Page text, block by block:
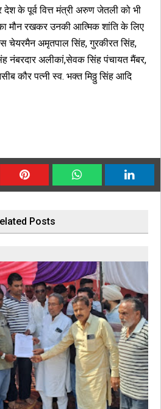
के पूर्व वित्त मंत्री अरुण जेतली को भी
का मौन रखकर उनकी आत्मिक शांति के लिए
चेयरमैन अमृतपाल सिंह, गुरकीरत सिंह,
नंबरदार अलीकां,सेवक सिंह पंचायत मैंबर,
कौर पत्नी स्व. भक्त मिठ्ठु सिंह आदि
Posts